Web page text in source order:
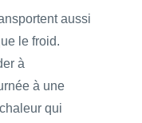
aussi
le froid.
à
à une
qui